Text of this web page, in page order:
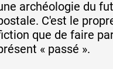
archéologie du
C'est le
que de faire
« passé ».